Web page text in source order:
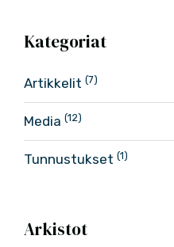
Kategoriat
Artikkelit (7)
Media (12)
Tunnustukset (1)
Arkistot